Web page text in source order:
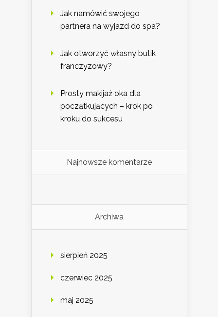
Jak namówić swojego
partnera na wyjazd do spa?
Jak otworzyć własny butik
franczyzowy?
Prosty makijaż oka dla
początkujących – krok po
kroku do sukcesu
Najnowsze komentarze
Archiwa
sierpień 2025
czerwiec 2025
maj 2025